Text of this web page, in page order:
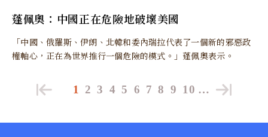
蓬佩奧：中國正在危險地破壞美國
「中國、俄羅斯、伊朗、北韓和委內瑞拉代表了一個新的邪惡政
權軸心，正在為世界推行一個危險的模式。」蓬佩奧表示。
1 2 3 4 5 6 7 8 9 10 …